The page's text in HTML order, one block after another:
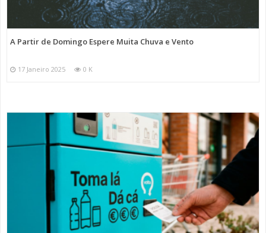
A Partir de Domingo Espere Muita Chuva e Vento
17 Janeiro 2025 0 K